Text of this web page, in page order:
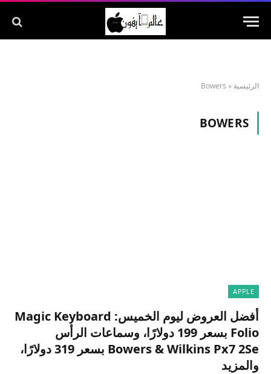
الرئيسية »
Bowers
BOWERS
APPLE
أفضل العروض ليوم الخميس: Magic Keyboard
Folio بسعر 199 دولارًا، وسماعات الرأس
Bowers & Wilkins Px7 2Se بسعر 319 دولارًا،
والمزيد